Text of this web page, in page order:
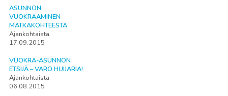
ASUNNON
VUOKRAAMINEN
MATKAKOHTEESTA
Ajankohtaista
17.09.2015
VUOKRA-ASUNNON
ETSIJÄ – VARO HUIJARIA!
Ajankohtaista
06.08.2015